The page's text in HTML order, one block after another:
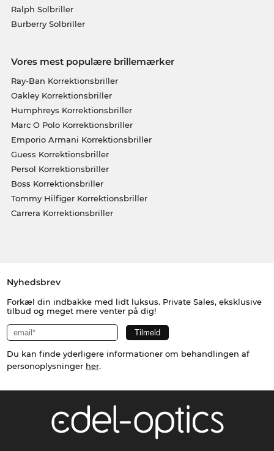
Ralph Solbriller
Burberry Solbriller
Vores mest populære brillemærker
Ray-Ban Korrektionsbriller
Oakley Korrektionsbriller
Humphreys Korrektionsbriller
Marc O Polo Korrektionsbriller
Emporio Armani Korrektionsbriller
Guess Korrektionsbriller
Persol Korrektionsbriller
Boss Korrektionsbriller
Tommy Hilfiger Korrektionsbriller
Carrera Korrektionsbriller
Nyhedsbrev
Forkæl din indbakke med lidt luksus. Private Sales, eksklusive
tilbud og meget mere venter på dig!
Du kan finde yderligere informationer om behandlingen af
personoplysninger her.